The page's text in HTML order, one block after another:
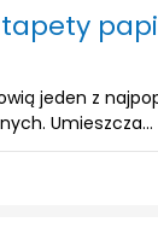
jeden z
Umieszcza...